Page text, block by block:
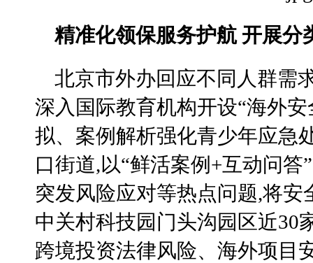
精准化领保服务护航 开展分
北京市外办回应不同人群需
深入国际教育机构开设“海外
拟、案例解析强化青少年应急
口街道,以“鲜活案例+互动问
突发风险应对等热点问题,将安
中关村科技园门头沟园区近30
跨境投资法律风险、海外项目